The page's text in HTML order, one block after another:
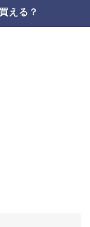
える？